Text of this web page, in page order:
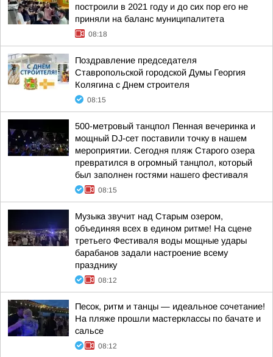
построили в 2021 году и до сих пор его не
приняли на баланс муниципалитета
08:18
Поздравление председателя
Ставропольской городской Думы Георгия
Колягина с Днем строителя
08:15
500-метровый танцпол Пенная вечеринка и
мощный DJ-сет поставили точку в нашем
мероприятии. Сегодня пляж Старого озера
превратился в огромный танцпол, который
был заполнен гостями нашего фестиваля
08:15
Музыка звучит над Старым озером,
объединяя всех в едином ритме! На сцене
третьего Фестиваля воды мощные удары
барабанов задали настроение всему
празднику
08:12
Песок, ритм и танцы — идеальное сочетание!
На пляже прошли мастерклассы по бачате и
сальсе
08:12